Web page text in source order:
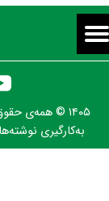
۱۴۰۵ © همه‌ی
به‌کارگیری